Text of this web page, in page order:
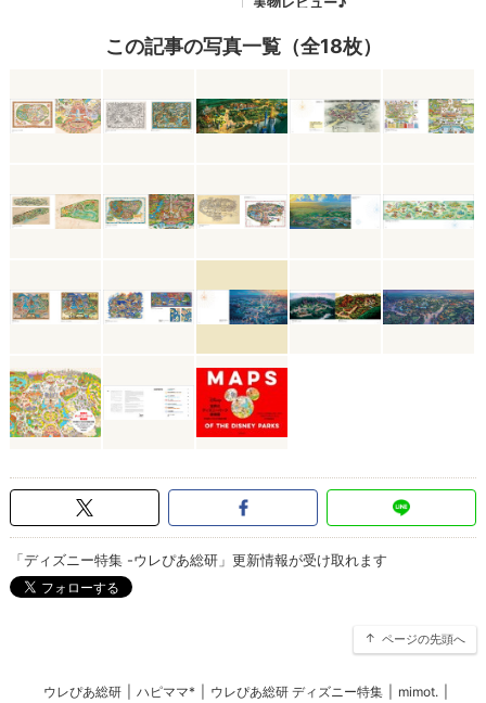
この記事の写真一覧（全18枚）
「ディズニー特集 -ウレぴあ総研」更新情報が受け取れます
ページの先頭へ
ウレぴあ総研 ハピママ* ウレぴあ総研 ディズニー特集 mimot.